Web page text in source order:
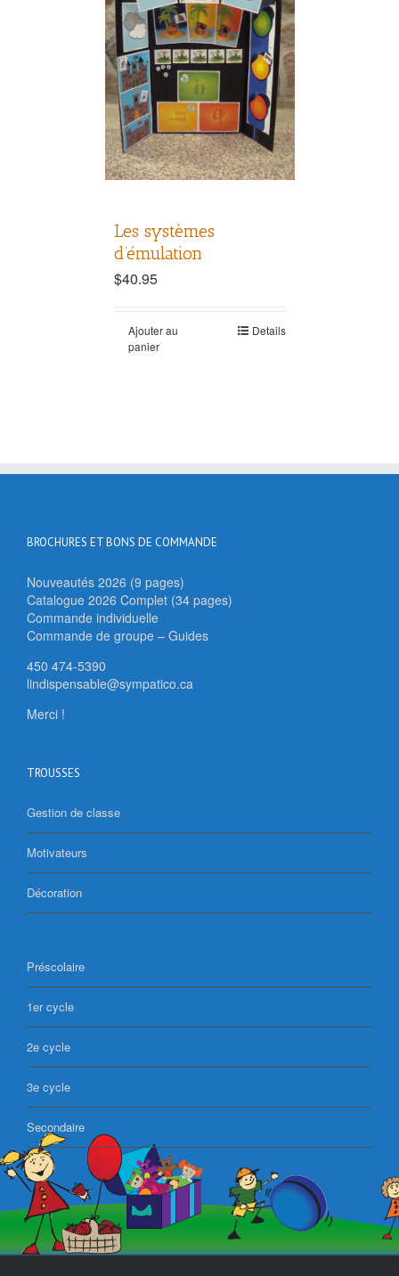
Les systèmes
d’émulation
$40.95
Ajouter au
panier
Details
BROCHURES ET BONS DE COMMANDE
Nouveautés 2026 (9 pages)
Catalogue 2026 Complet (34 pages)
Commande individuelle
Commande de groupe – Guides
450 474-5390
lindispensable@sympatico.ca
Merci !
TROUSSES
Gestion de classe
Motivateurs
Décoration
Préscolaire
1er cycle
2e cycle
3e cycle
Secondaire